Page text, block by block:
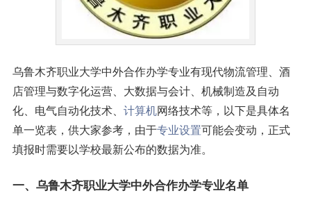
乌鲁木齐职业大学中外合作办学专业有现代物流管理、酒
店管理与数字化运营、大数据与会计、机械制造及自动
化、电气自动化技术、 计算机网络技术等，以下是具体名
单一览表，供大家参考，由于专业设置可能会变动，正式
填报时需要以学校最新公布的数据为准。
一、乌鲁木齐职业大学中外合作办学专业名单